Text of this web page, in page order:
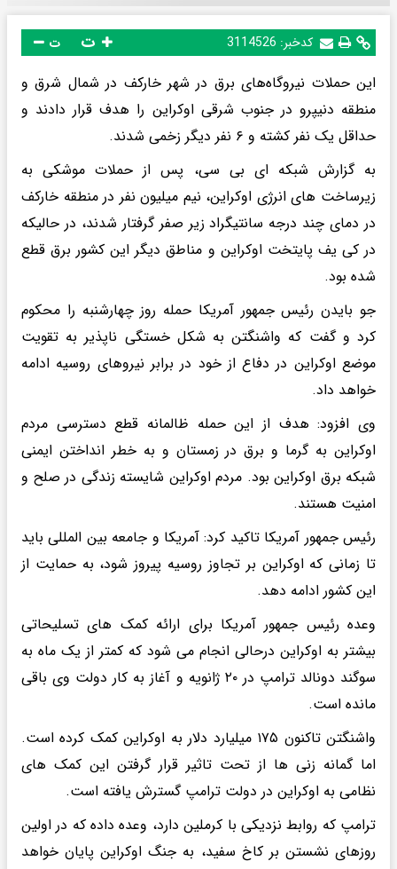
کدخبر: 3114526 ت
این حملات نیروگاه‌های برق در شهر خارکف در شمال شرق و
منطقه دنیپرو در جنوب شرقی اوکراین را هدف قرار دادند و
حداقل یک نفر کشته و ۶ نفر دیگر زخمی شدند.
به گزارش شبکه ای بی سی، پس از حملات موشکی به
زیرساخت های انرژی اوکراین، نیم میلیون نفر در منطقه خارکف
در دمای چند درجه سانتیگراد زیر صفر گرفتار شدند، در حالیکه
در کی یف پایتخت اوکراین و مناطق دیگر این کشور برق قطع
شده بود.
جو بایدن رئیس جمهور آمریکا حمله روز چهارشنبه را محکوم
کرد و گفت که واشنگتن به شکل خستگی ناپذیر به تقویت
موضع اوکراین در دفاع از خود در برابر نیروهای روسیه ادامه
خواهد داد.
وی افزود: هدف از این حمله ظالمانه قطع دسترسی مردم
اوکراین به گرما و برق در زمستان و به خطر انداختن ایمنی
شبکه برق اوکراین بود. مردم اوکراین شایسته زندگی در صلح و
امنیت هستند.
رئیس جمهور آمریکا تاکید کرد: آمریکا و جامعه بین المللی باید
تا زمانی که اوکراین بر تجاوز روسیه پیروز شود، به حمایت از
این کشور ادامه دهد.
وعده رئیس جمهور آمریکا برای ارائه کمک های تسلیحاتی
بیشتر به اوکراین درحالی انجام می شود که کمتر از یک ماه به
سوگند دونالد ترامپ در ۲۰ ژانویه و آغاز به کار دولت وی باقی
مانده است.
واشنگتن تاکنون ۱۷۵ میلیارد دلار به اوکراین کمک کرده است.
اما گمانه زنی ها از تحت تاثیر قرار گرفتن این کمک های
نظامی به اوکراین در دولت ترامپ گسترش یافته است.
ترامپ که روابط نزدیکی با کرملین دارد، وعده داده که در اولین
روزهای نشستن بر کاخ سفید، به جنگ اوکراین پایان خواهد